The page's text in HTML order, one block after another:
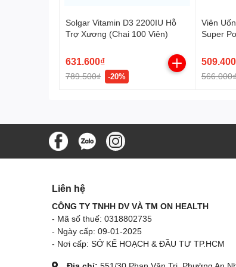
Solgar Vitamin D3 2200IU Hỗ
Trợ Xương (Chai 100 Viên)
631.600₫
789.500₫ -20%
Viên
Super
566.000₫
Liên hệ
CÔNG TY TNHH DV VÀ TM ON HEALTH
- Mã số thuế: 0318802735
- Ngày cấp: 09-01-2025
- Nơi cấp: SỞ KẾ HOẠCH & ĐẦU TƯ TP.HCM